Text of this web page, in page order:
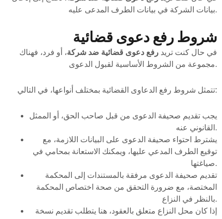
بيانات الشركة في بيانات الطرف المدعى عليه.
شروط رفع دعوى قضائية
في حال كنت تريد رفع دعوى قضائية ضد شركة، أو فرد، فهناك
مجموعة من الشروط الأساسية لقبول الدعوى.
تتمثل شروط رفع الدعاوى القضائية بمختلف أنواعها، في التالي:
يجب تقديم صحيفة الدعوى من قبل صاحب الحق، أو الممثل
القانوني عنه.
يشترط احتواء صحيفة الدعوى على البيانات اللازمة، مع
توقيع الطرف المدعي عليها، ويمكنك الاستعانة بمحامي في
صياغتها.
تقديم صحيفة الدعوى مرفقة بالمستندات إلى المحكمة
المختصة، مع ضرورة التحقق من صحة اختصاص المحكمة
بالنظر في النزاع.
إذا كان محل النزاع متعلق بالعقود، هنا يتطلب تقديم نسخة